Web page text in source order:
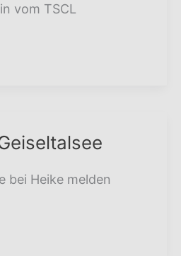
vom TSCL
bei Heike melden